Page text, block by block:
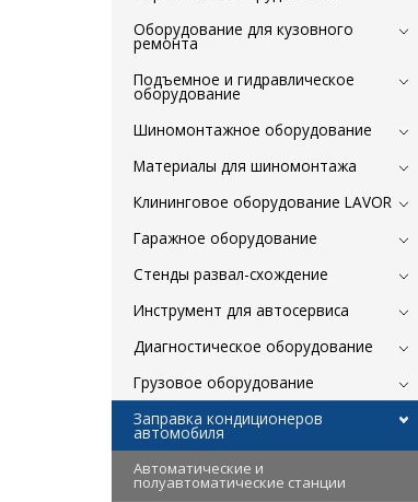
Оборудование для кузовного
ремонта
Подъемное и гидравлическое
оборудование
Шиномонтажное оборудование
Материалы для шиномонтажа
Клининговое оборудование LAVOR
Гаражное оборудование
Стенды развал-схождение
Инструмент для автосервиса
Диагностическое оборудование
Грузовое оборудование
Заправка кондиционеров
автомобиля
Автоматические и
полуавтоматические станции